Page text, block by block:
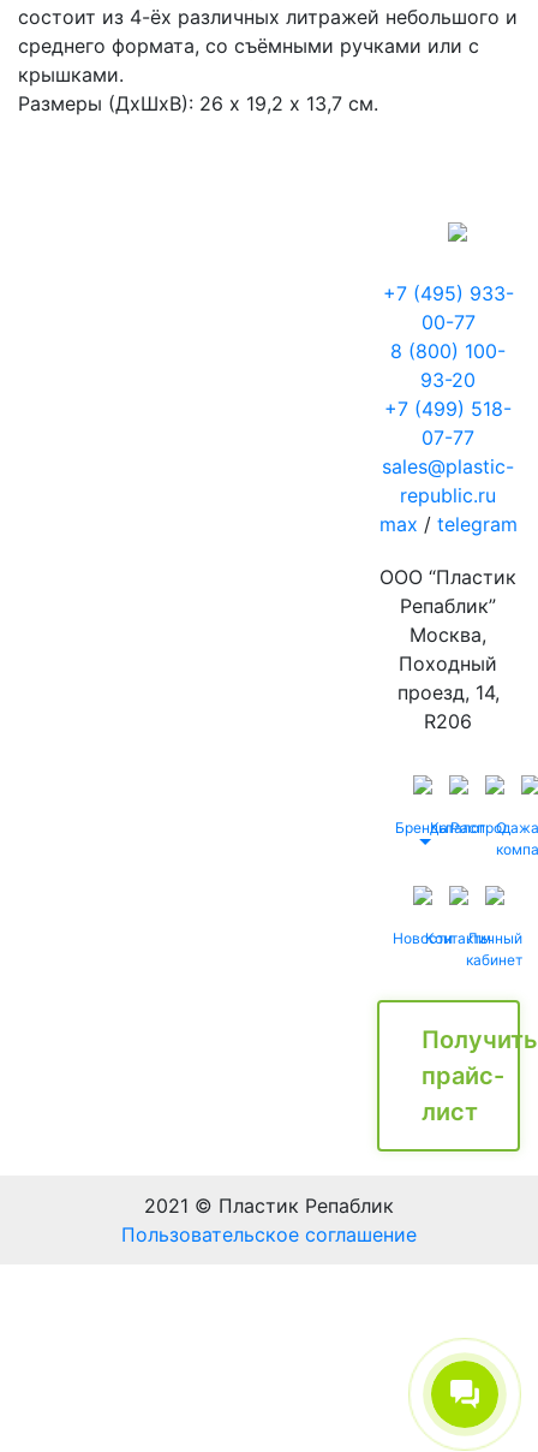
состоит из 4-ёх различных литражей небольшого и
среднего формата, со съёмными ручками или с
крышками.
Размеры (ДхШхВ): 26 х 19,2 х 13,7 см.
+7 (495) 933-
00-77
8 (800) 100-
93-20
+7 (499) 518-
07-77
sales@plastic-
republic.ru
max / telegram
ООО “Пластик
Репаблик”
Москва,
Походный
проезд, 14,
R206
БрендыКаталог
Распродажа
О
НовостиКонтактыЛичный
кабинет
Получить
прайс-
лист
2021 © Пластик Репаблик
Пользовательское соглашение